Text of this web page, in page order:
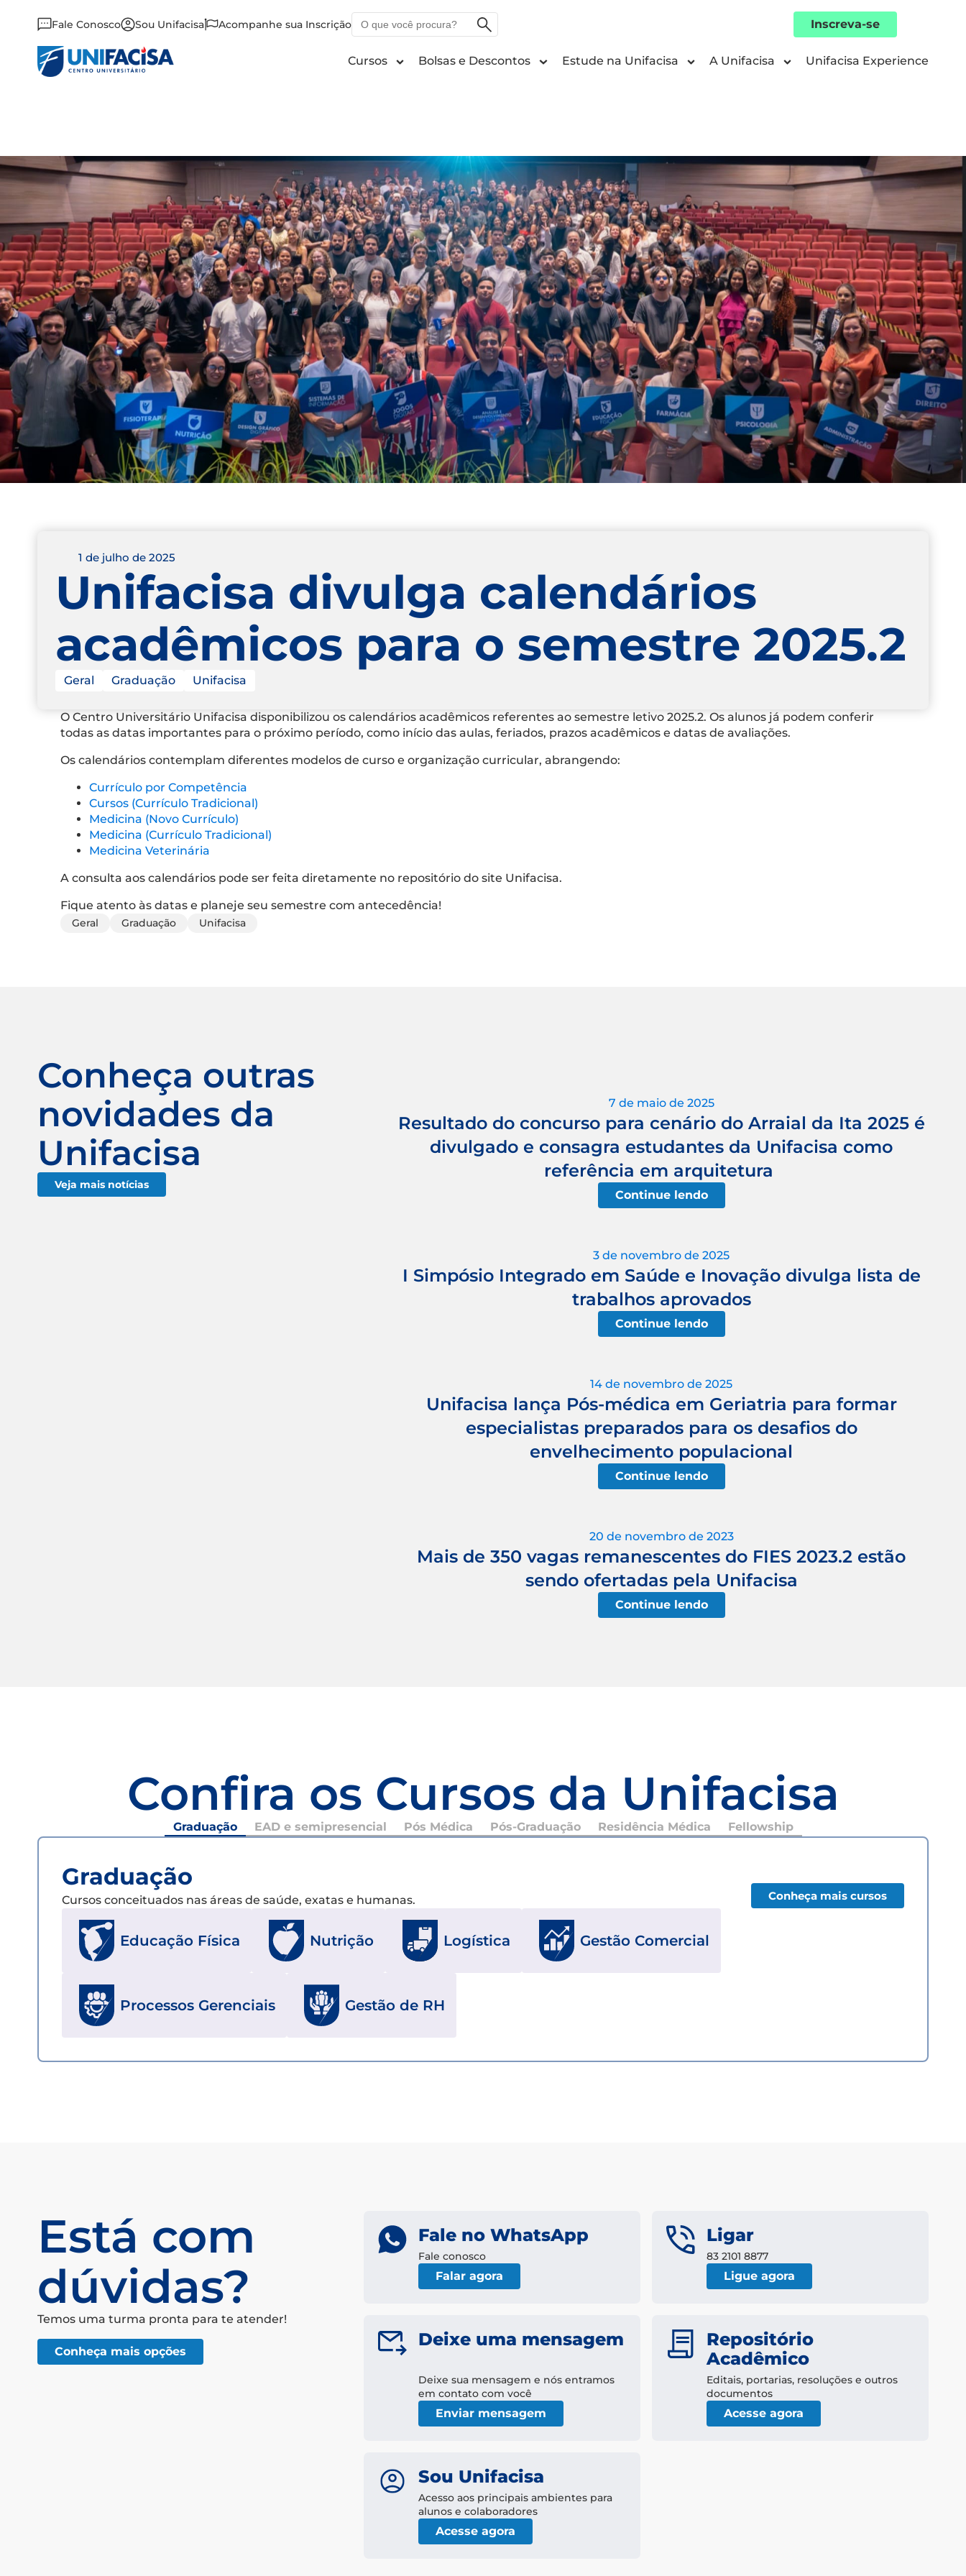
Fale Conosco Sou Unifacisa Acompanhe sua Inscrição
que
procura?
Inscreva-se
Cursos Bolsas e Descontos Estude na Unifacisa A Unifacisa Unifacisa Experience
1 de julho de 2025
Unifacisa divulga calendários
acadêmicos para o semestre 2025.2
Geral Graduação Unifacisa
O Centro Universitário Unifacisa disponibilizou os calendários acadêmicos referentes ao semestre letivo 2025.2. Os alunos já podem conferir
todas as datas importantes para o próximo período, como início das aulas, feriados, prazos acadêmicos e datas de avaliações.
Os calendários contemplam diferentes modelos de curso e organização curricular, abrangendo:
Currículo por Competência
Cursos (Currículo Tradicional)
Medicina (Novo Currículo)
Medicina (Currículo Tradicional)
Medicina Veterinária
A consulta aos calendários pode ser feita diretamente no repositório do site Unifacisa.
Fique atento às datas e planeje seu semestre com antecedência!
Geral Graduação Unifacisa
Conheça outras
novidades da
Unifacisa
Veja mais notícias
7 de maio de 2025
Resultado do concurso para cenário do Arraial da Ita 2025 é
divulgado e consagra estudantes da Unifacisa como
referência em arquitetura
Continue lendo
3 de novembro de 2025
I Simpósio Integrado em Saúde e Inovação divulga lista de
trabalhos aprovados
Continue lendo
14 de novembro de 2025
Unifacisa lança Pós-médica em Geriatria para formar
especialistas preparados para os desafios do
envelhecimento populacional
Continue lendo
20 de novembro de 2023
Mais de 350 vagas remanescentes do FIES 2023.2 estão
sendo ofertadas pela Unifacisa
Continue lendo
Confira os Cursos da Unifacisa
Graduação EAD e semipresencial Pós Médica Pós-Graduação Residência Médica Fellowship
Graduação
Cursos conceituados nas áreas de saúde, exatas e humanas. Conheça mais cursos
Educação Física Nutrição Logística Gestão Comercial
Processos Gerenciais Gestão de RH
Está com
dúvidas?
Temos uma turma pronta para te atender!
Conheça mais opções
Fale no WhatsApp
Fale conosco
Falar agora
Ligar
83 2101 8877
Ligue agora
Deixe uma mensagem
Deixe sua mensagem e nós entramos
em contato com você
Enviar mensagem
Repositório
Acadêmico
Editais, portarias, resoluções e outros
documentos
Acesse agora
Sou Unifacisa
Acesso aos principais ambientes para
alunos e colaboradores
Acesse agora